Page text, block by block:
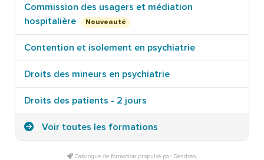
Commission des usagers et médiation
hospitalière
Nouveauté
Contention et isolement en psychiatrie
Droits des mineurs en psychiatrie
Droits des patients - 2 jours
Voir toutes les formations
Catalogue de formation propulsé par Dendreo,